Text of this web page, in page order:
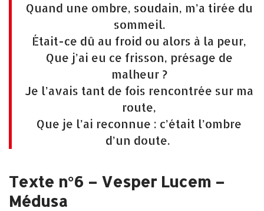
Quand une ombre, soudain, m’a tirée du
sommeil.
Était-ce dû au froid ou alors à la peur,
Que j’ai eu ce frisson, présage de
malheur ?
Je l’avais tant de fois rencontrée sur ma
route,
Que je l’ai reconnue : c’était l’ombre
d’un doute.
Texte n°6 – Vesper Lucem –
Médusa